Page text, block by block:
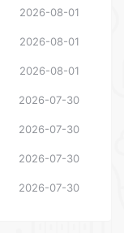
2026-08-01
2026-08-01
2026-08-01
2026-07-30
2026-07-30
2026-07-30
2026-07-30